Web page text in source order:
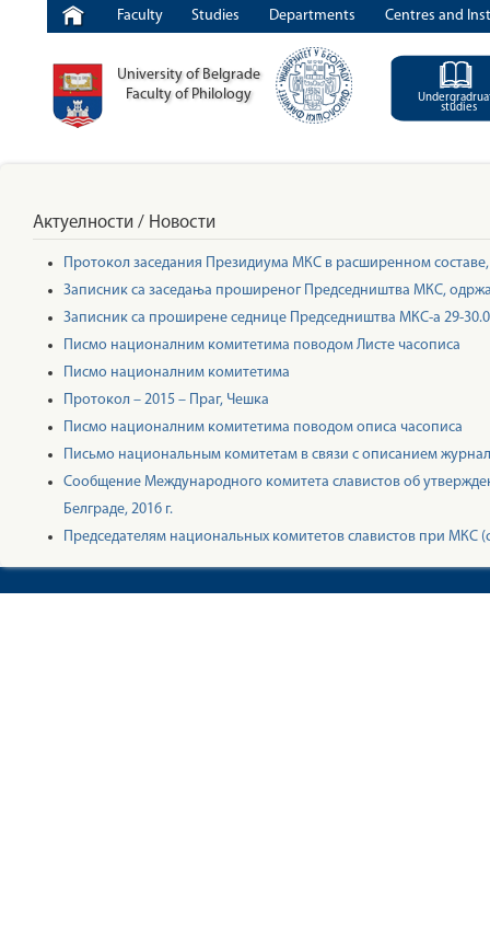
Faculty Studies Departments Centres and
University of Belgrade
Faculty of Philology
studies
Актуелности / Новости
Протокол заседания Президиума МКС в расширенном
Записник са заседања проширеног Председништва МКС,
Записник са проширене седнице Председништва МКС-а 29-
Писмо националним комитетима поводом Листе часописа
Писмо националним комитетима
Протокол – 2015 – Праг, Чешка
Писмо националним комитетима поводом описа часописа
Письмо национальным комитетам в связи с описанием
Сообщение Международного комитета славистов об
Белграде, 2016 г.
Председателям национальных комитетов славистов при МКС